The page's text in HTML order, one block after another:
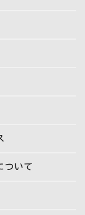
ついて